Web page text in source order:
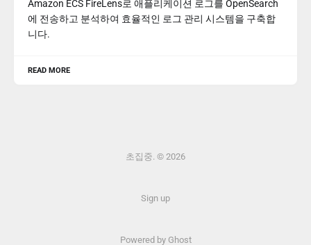
Amazon ECS FireLens로 애플리케이션 로그를 OpenSearch
에 전송하고 분석하여 효율적인 로그 관리 시스템을 구축합
니다.
READ MORE
초집중. © 2026
Sign up
Powered by Ghost